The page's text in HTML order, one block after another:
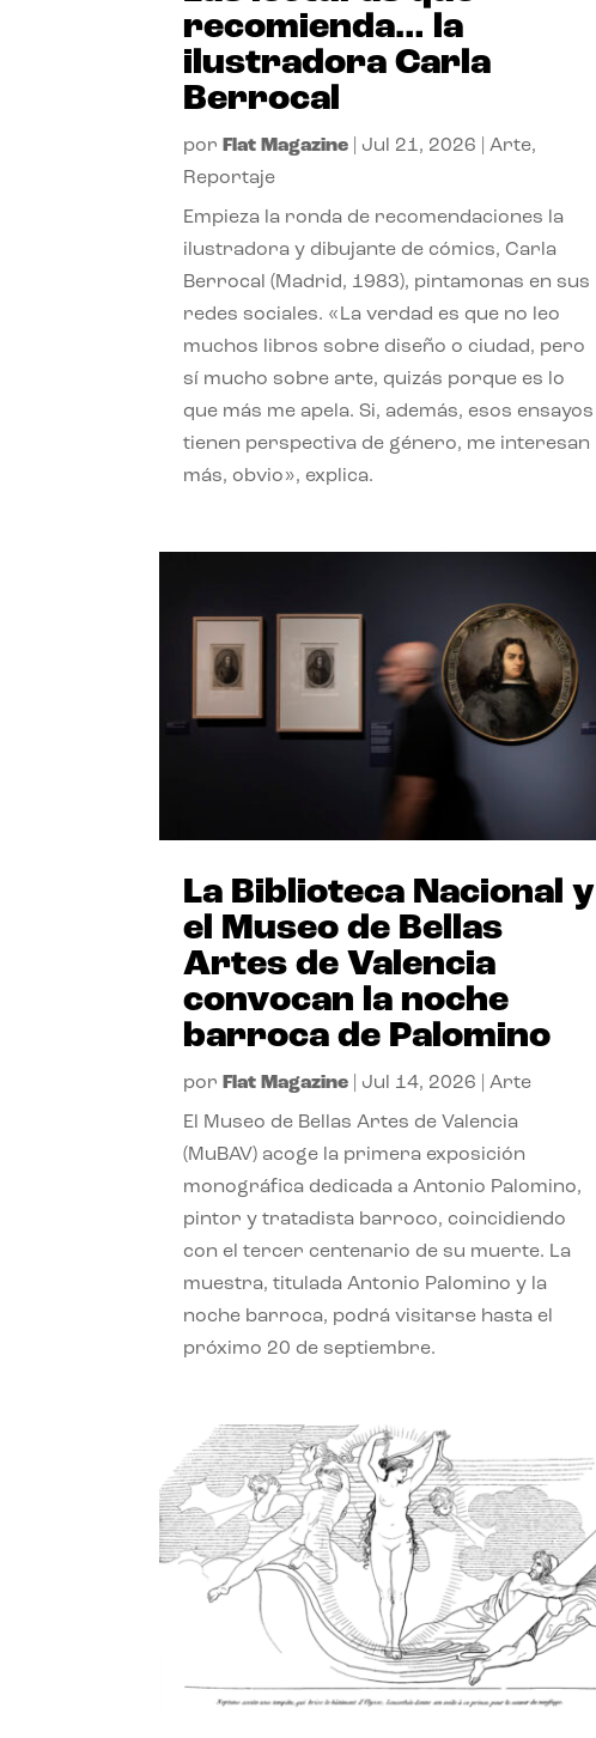
recomienda… la
ilustradora Carla
Berrocal
por Flat Magazine Jul 21, 2026 |Arte,
Reportaje
Empieza la ronda de recomendaciones la
ilustradora y dibujante de cómics, Carla
Berrocal (Madrid, 1983), pintamonas en sus
redes sociales. «La verdad es que no leo
muchos libros sobre diseño o ciudad, pero
sí mucho sobre arte, quizás porque es lo
que más me apela. Si, además, esos ensayos
tienen perspectiva de género, me interesan
más, obvio», explica.
La Biblioteca Nacional y
el Museo de Bellas
Artes de Valencia
convocan la noche
barroca de Palomino
por Flat Magazine Jul 14, 2026 |Arte
El Museo de Bellas Artes de Valencia
(MuBAV) acoge la primera exposición
monográfica dedicada a Antonio Palomino,
pintor y tratadista barroco, coincidiendo
con el tercer centenario de su muerte. La
muestra, titulada Antonio Palomino y la
noche barroca, podrá visitarse hasta el
próximo 20 de septiembre.